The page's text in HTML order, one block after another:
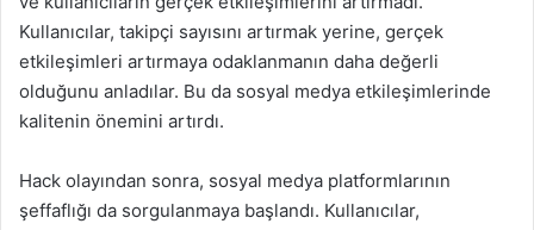
Kullanıcılar, takipçi sayısını artırmak yerine, gerçek
etkileşimleri artırmaya odaklanmanın daha değerli
olduğunu anladılar. Bu da sosyal medya etkileşimlerinde
kalitenin önemini artırdı.
Hack olayından sonra, sosyal medya platformlarının
şeffaflığı da sorgulanmaya başlandı. Kullanıcılar,